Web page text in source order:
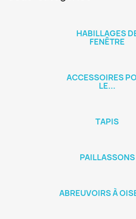
HABILLAGES
FENÊTRE
ACCESSOIRES
LE...
TAPIS
PAILLASSONS
ABREUVOIRS À